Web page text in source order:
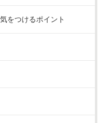
をつけるポイント